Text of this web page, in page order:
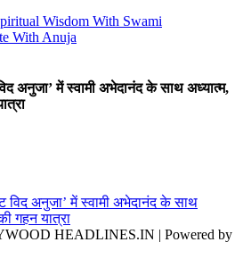
अनुजा’ में स्वामी अभेदानंद के साथ अध्यात्म,
HEADLINES.IN | Powered by